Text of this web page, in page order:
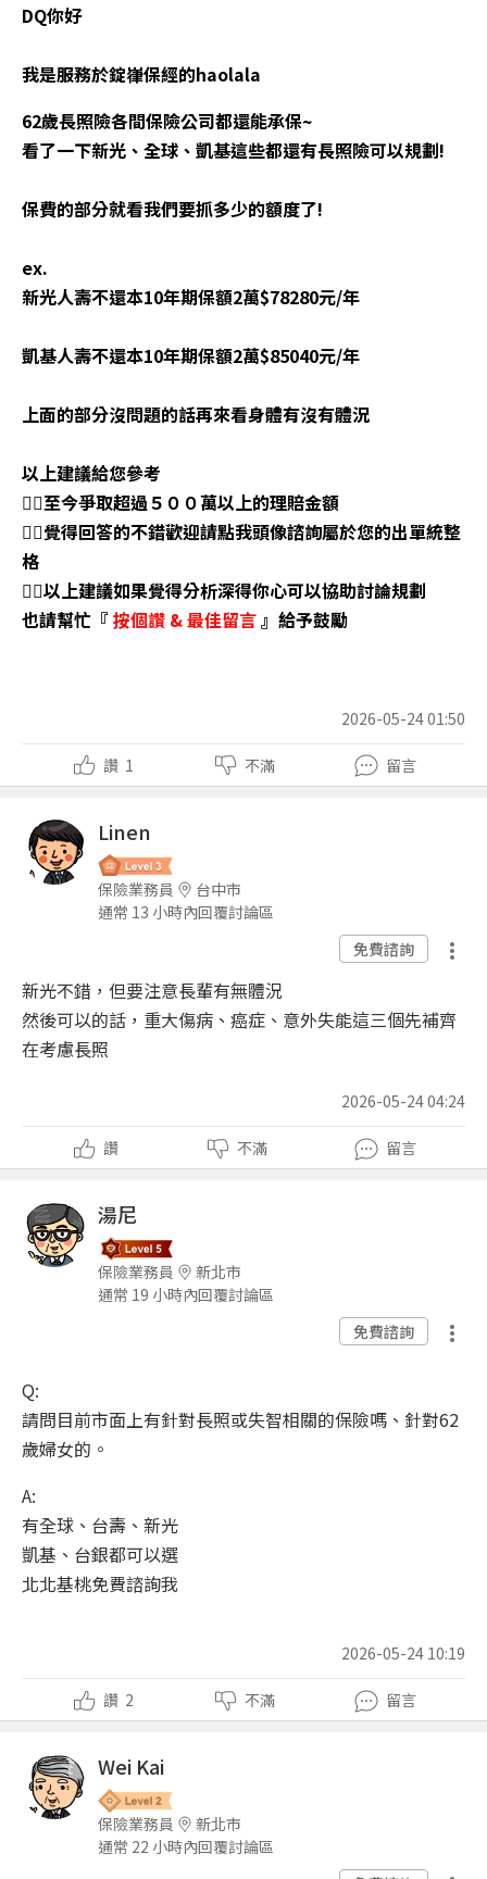
DQ你好
我是服務於錠嵂保經的haolala
62歲長照險各間保險公司都還能承保~
看了一下新光、全球、凱基這些都還有長照險可以規劃!
保費的部分就看我們要抓多少的額度了!
ex.
新光人壽不還本10年期保額2萬$78280元/年
凱基人壽不還本10年期保額2萬$85040元/年
上面的部分沒問題的話再來看身體有沒有體況
以上建議給您參考
👉🏼至今爭取超過５００萬以上的理賠金額
👉🏼覺得回答的不錯歡迎請點我頭像諮詢屬於您的出單統整
格
👉🏼以上建議如果覺得分析深得你心可以協助討論規劃
也請幫忙『 按個讚 &最佳留言』給予鼓勵
2026-05-24 01:50
讚 1 不滿 留言
Linen
保險業務員
台中市
通常 13 小時內回覆討論區
免費諮詢
新光不錯，但要注意長輩有無體況
然後可以的話，重大傷病、癌症、意外失能這三個先補齊
在考慮長照
2026-05-24 04:24
讚 不滿 留言
湯尼
保險業務員
新北市
通常 19 小時內回覆討論區
免費諮詢
Q:
請問目前市面上有針對長照或失智相關的保險嗎、針對62
歲婦女的。
A:
有全球、台壽、新光
凱基、台銀都可以選
北北基桃免費諮詢我
2026-05-24 10:19
讚 2 不滿 留言
Wei Kai
保險業務員
新北市
通常 22 小時內回覆討論區